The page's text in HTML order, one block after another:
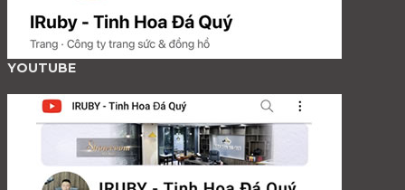
YOUTUBE